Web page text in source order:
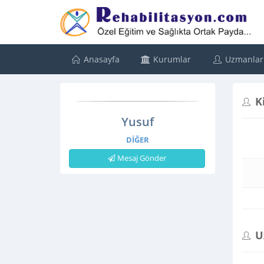
Anasayfa Kurumlar Uzmanlar
Yusuf
DIĞER
Mesaj Gönder